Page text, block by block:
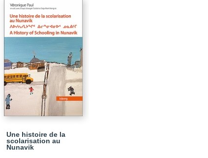
Une histoire de la
scolarisation au
Nunavik